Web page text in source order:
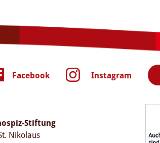
Facebook Instagram
Stiftung
Nikolaus